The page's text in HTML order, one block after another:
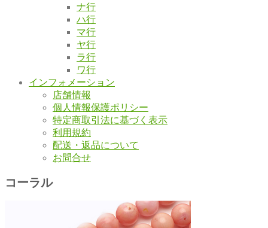
ナ行
ハ行
マ行
ヤ行
ラ行
ワ行
インフォメーション
店舗情報
個人情報保護ポリシー
特定商取引法に基づく表示
利用規約
配送・返品について
お問合せ
コーラル